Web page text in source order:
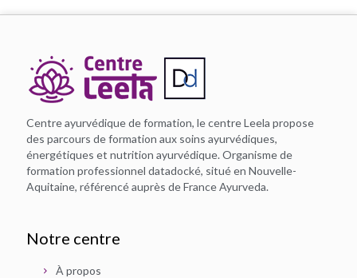
Centre ayurvédique de formation, le centre Leela propose
des parcours de formation aux soins ayurvédiques,
énergétiques et nutrition ayurvédique. Organisme de
formation professionnel datadocké, situé en Nouvelle-
Aquitaine, référencé auprès de France Ayurveda.
Notre centre
À propos